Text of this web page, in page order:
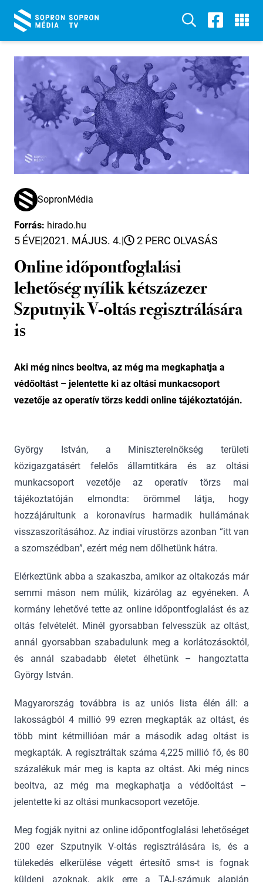
SopronMédia
Forrás: hirado.hu
5 ÉVE|2021. MÁJUS. 4.| 2 PERC OLVASÁS
Online időpontfoglalási
lehetőség nyílik kétszázezer
Szputnyik V-oltás regisztrálására
is
Aki még nincs beoltva, az még ma megkaphatja a
védőoltást – jelentette ki az oltási munkacsoport
vezetője az operatív törzs keddi online tájékoztatóján.
György István, a Miniszterelnökség területi
közigazgatásért felelős államtitkára és az oltási
munkacsoport vezetője az operatív törzs mai
tájékoztatóján elmondta: örömmel látja, hogy
hozzájárultunk a koronavírus harmadik hullámának
visszaszorításához. Az indiai vírustörzs azonban “itt van
a szomszédban”, ezért még nem dőlhetünk hátra.
Elérkeztünk abba a szakaszba, amikor az oltakozás már
semmi máson nem múlik, kizárólag az egyéneken. A
kormány lehetővé tette az online időpontfoglalást és az
oltás felvételét. Minél gyorsabban felvesszük az oltást,
annál gyorsabban szabadulunk meg a korlátozásoktól,
és annál szabadabb életet élhetünk – hangoztatta
György István.
Magyarország továbbra is az uniós lista élén áll: a
lakosságból 4 millió 99 ezren megkapták az oltást, és
több mint kétmillióan már a második adag oltást is
megkapták. A regisztráltak száma 4,225 millió fő, és 80
százalékuk már meg is kapta az oltást. Aki még nincs
beoltva, az még ma megkaphatja a védőoltást –
jelentette ki az oltási munkacsoport vezetője.
Meg fogják nyitni az online időpontfoglalási lehetőséget
200 ezer Szputnyik V-oltás regisztrálására is, és a
tülekedés elkerülése végett értesítő sms-t is fognak
küldeni azoknak, akik erre a TAJ-számuk alapján